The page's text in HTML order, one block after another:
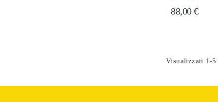
88,00 €
Visualizzati 1-